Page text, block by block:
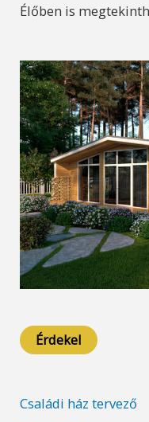
Élőben is
Érdekel
Családi ház tervező